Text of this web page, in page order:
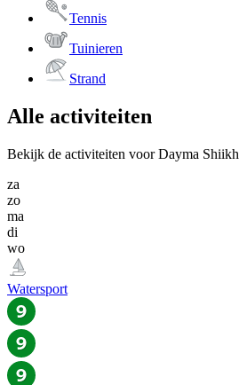
Tennis
Tuinieren
Strand
Alle activiteiten
Bekijk de activiteiten voor Dayma Shiikh
za
zo
ma
di
wo
Watersport